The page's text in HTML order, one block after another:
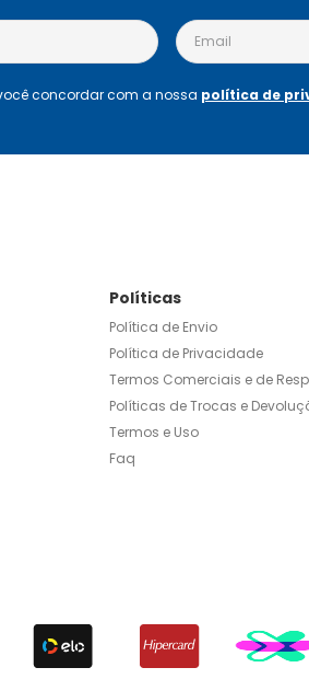
concordar com a nossa política de
Políticas
Política de Envio
Política de Privacidade
Termos Comerciais e de
Políticas de Trocas e
Termos e Uso
Faq